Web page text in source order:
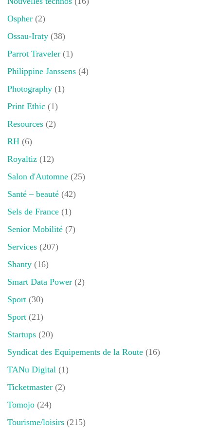
Ospher (2)
Ossau-Iraty (38)
Parrot Traveler (1)
Philippine Janssens (4)
Photography (1)
Print Ethic (1)
Resources (2)
RH (6)
Royaltiz (12)
Salon d'Automne (25)
Santé – beauté (42)
Sels de France (1)
Senior Mobilité (7)
Services (207)
Shanty (16)
Smart Data Power (2)
Sport (30)
Sport (21)
Startups (20)
Syndicat des Equipements de la Route (16)
TANu Digital (1)
Ticketmaster (2)
Tomojo (24)
Tourisme/loisirs (215)